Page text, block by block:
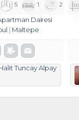
5 1 2
Dairesi
Maltepe
Tuncay Alpay